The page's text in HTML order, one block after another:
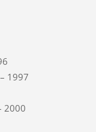
1997
2000